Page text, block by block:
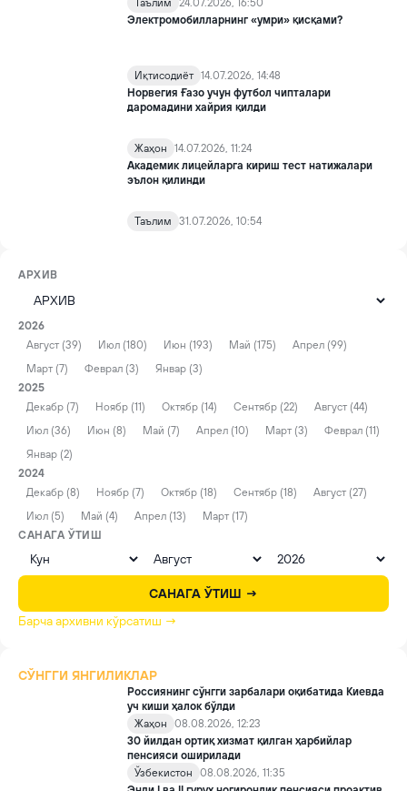
Таълим
24.07.2026, 16:50
Электромобилларнинг «умри» қисқами?
Иқтисодиёт 14.07.2026, 14:48
Норвегия Ғазо учун футбол чипталари
даромадини хайрия қилди
Жаҳон
14.07.2026, 11:24
Академик лицейларга кириш тест натижалари
эълон қилинди
Таълим 31.07.2026, 10:54
АРХИВ
2026
Август (39)
Июл (180) Июн (193) Май (175)
Апрел (99)
Март (7)
Феврал (3)
Январ (3)
2025
Декабр (7)
Ноябр (11) Октябр (14) Сентябр (22)
Август (44)
Июл (36)
Июн (8) Май (7) Апрел (10) Март (3)
Феврал (11)
Январ (2)
2024
Декабр (8)
Ноябр (7) Октябр (18) Сентябр (18)
Август (27)
Июл (5)
Май (4) Апрел (13)
Март (17)
САНАГА ЎТИШ
САНАГА ЎТИШ →
Барча архивни кўрсатиш →
СЎНГГИ ЯНГИЛИКЛАР
Россиянинг сўнгги зарбалари оқибатида Киевда
уч киши ҳалок бўлди
Жаҳон
08.08.2026, 12:23
30 йилдан ортиқ хизмат қилган ҳарбийлар
пенсияси оширилади
Ўзбекистон
08.08.2026, 11:35